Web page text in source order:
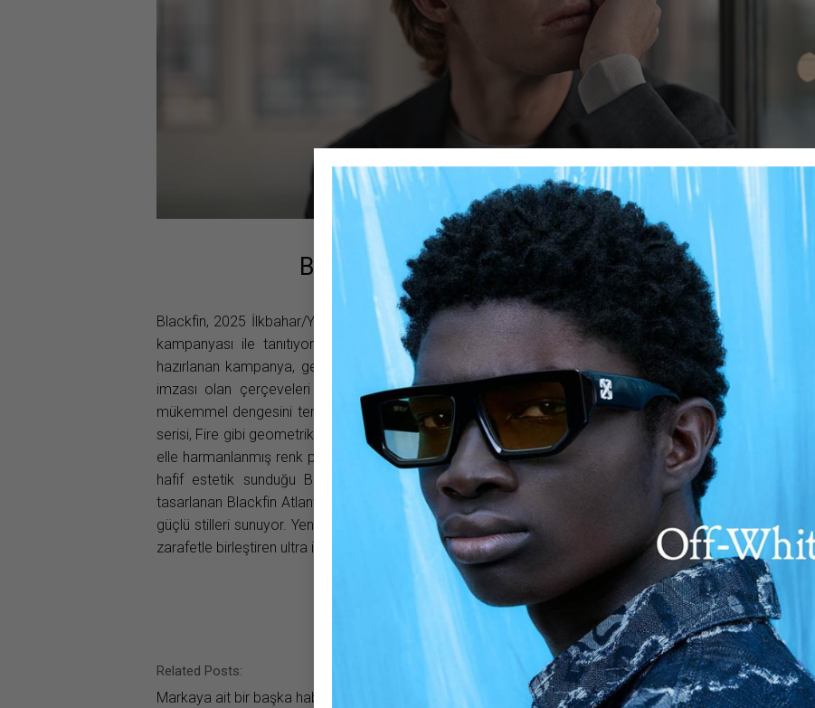
Blackfin Saf Moderniteyi Yansıtıyor
Blackfin, 2025 İlkbahar/Yaz koleksiyonunu yeni görsel bir dil kullandığı ve sofistikeliği yeniden tanımlayan
kampanyası ile tanıtıyor. Doğal ışığın geniş pencerelerde dans ettiği endüstriyel-şık bir çatı katında
hazırlanan kampanya, geometrik gölgeler ve temiz çizgilerin çarpıcı bir etkileşimini yaratarak markanın
imzası olan çerçeveleri sanat eserlerine dönüştürüyor. Koleksiyon, modernlik ve zamansız zarafetin
mükemmel dengesini temsil ediyor ve en son teknolojileri zanaatkar işçiliğiyle harmanlıyor. Blackfin One
serisi, Fire gibi geometrik tasarımlarını ve titanyumun dokunsal cazibesine bir övgü olan Sable gibi stillerini
elle harmanlanmış renk paletleriyle sergiliyor. Minimalist yenilik, Palisades gibi tasarımların konfor ve ultra
hafif estetik sunduğu Blackfin Pacific serisinde parlıyor. Cesur bir sofistike görünüm arayanlar için
tasarlanan Blackfin Atlantic serisi, heykelsi enerjiyi ve titanyumun gücünü somutlaştıran Knightsbridge gibi
güçlü stilleri sunuyor. Yeni bir çığır açan Blackfin Aero Loop serisi ise mühendislik hassasiyetini minimalist
zarafetle birleştiren ultra ince çerçevelerle çerçevesiz gözlükleri yeniden tanımlıyor.
Şubat 2025
Related Posts:
Markaya ait bir başka haber bulunamadı